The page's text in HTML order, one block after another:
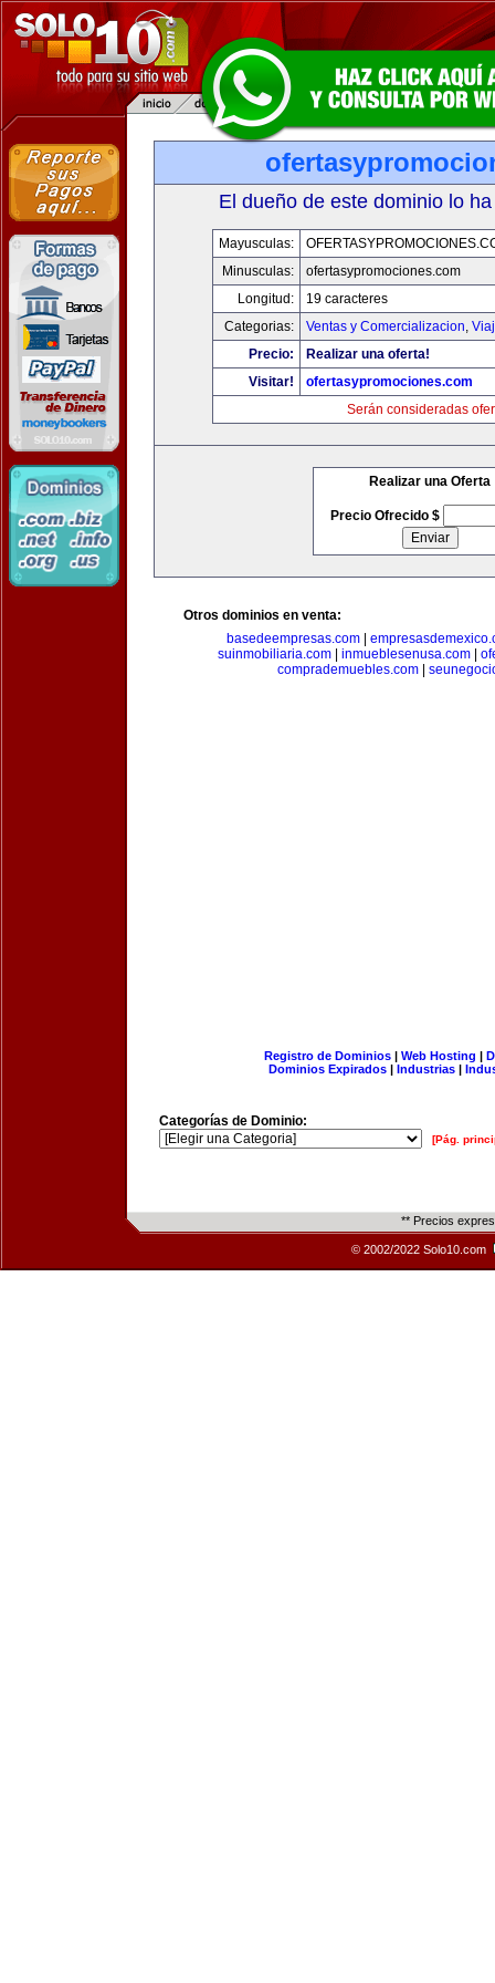
El dueño de este dominio lo
Mayusculas:
Minusculas:
ofertasypromociones.com
Longitud:
19 caracteres
Categorias:
Ventas y Comercializacion,
Precio:
Realizar una oferta!
Visitar!
ofertasypromociones.com
Serán consideradas
Realizar una Oferta
Precio Ofrecido $
Otros dominios en venta:
basedeempresas.com|
suinmobiliaria.com
inmueblesenusa.com
comprademuebles.com
Registro de Dominios| Web Hosting |
Dominios Expirados | Industrias |
Categorías de Dominio:
[Pág.
** Precios
© 2002/2022 Solo10.com